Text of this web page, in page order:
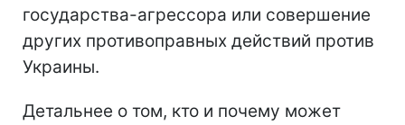
государства-агрессора или совершение
других противоправных действий против
Украины.
Детальнее о том, кто и почему может